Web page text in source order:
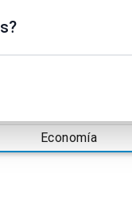
Economía